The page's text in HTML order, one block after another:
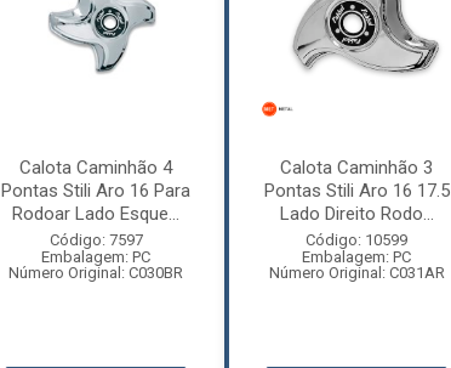
Calota Caminhão 4
Pontas Stili Aro 16 Para
Rodoar Lado Esque...
Código: 7597
Embalagem: PC
Número Original: C030BR
Calota Caminhão 3
Pontas Stili Aro 16 17.5
Lado Direito Rodo...
Código: 10599
Embalagem: PC
Número Original: C031AR